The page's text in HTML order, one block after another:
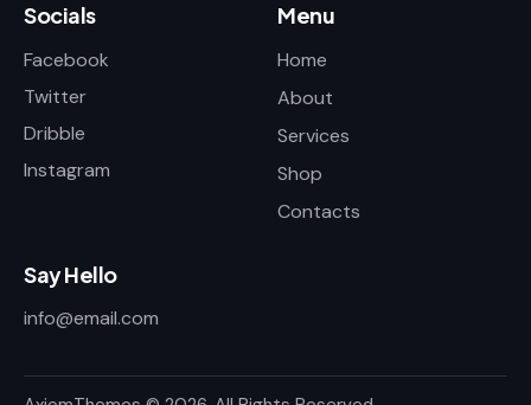
Socials
Facebook
Twitter
Dribble
Instagram
Menu
Home
About
Services
Shop
Contacts
Say Hello
info@email.com